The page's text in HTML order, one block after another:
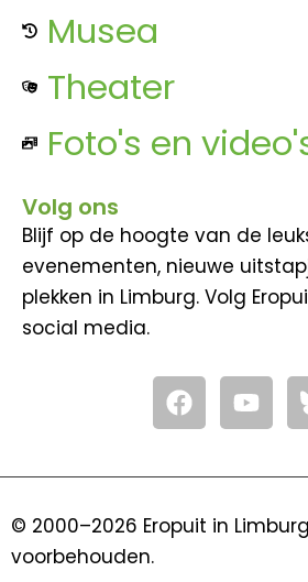
Musea
Theater
Foto's en
Volg ons
Blijf op de hoogte van de
evenementen, nieuwe
plekken in Limburg. Volg
social media.
F
a
c
o
Y
o
u
b
© 2000–2026 Eropuit in
voorbehouden.